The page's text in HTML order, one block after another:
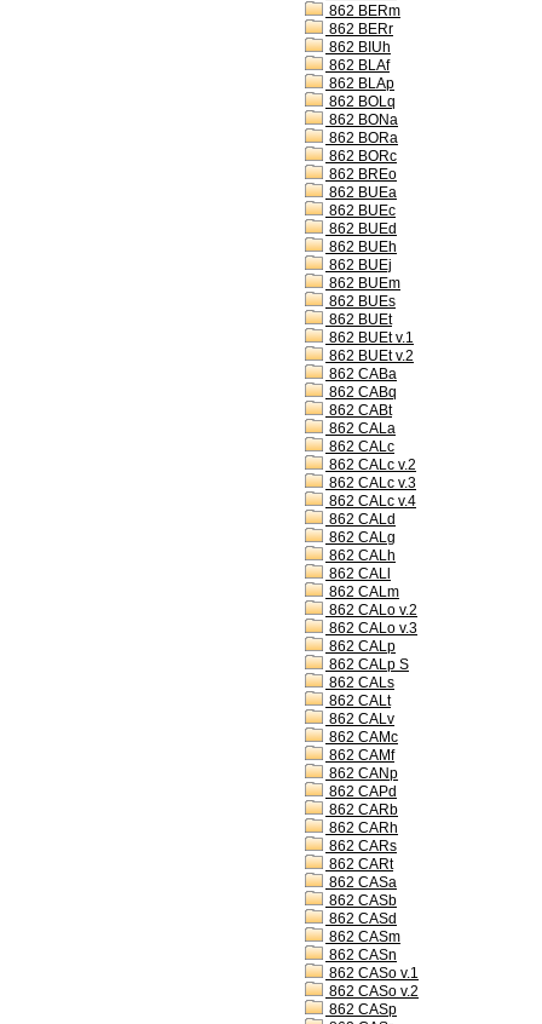
862 BERm
862 BERr
862 BIUh
862 BLAf
862 BLAp
862 BOLq
862 BONa
862 BORa
862 BORc
862 BREo
862 BUEa
862 BUEc
862 BUEd
862 BUEh
862 BUEj
862 BUEm
862 BUEs
862 BUEt
862 BUEt v.1
862 BUEt v.2
862 CABa
862 CABq
862 CABt
862 CALa
862 CALc
862 CALc v.2
862 CALc v.3
862 CALc v.4
862 CALd
862 CALg
862 CALh
862 CALl
862 CALm
862 CALo v.2
862 CALo v.3
862 CALp
862 CALp S
862 CALs
862 CALt
862 CALv
862 CAMc
862 CAMf
862 CANp
862 CAPd
862 CARb
862 CARh
862 CARs
862 CARt
862 CASa
862 CASb
862 CASd
862 CASm
862 CASn
862 CASo v.1
862 CASo v.2
862 CASp